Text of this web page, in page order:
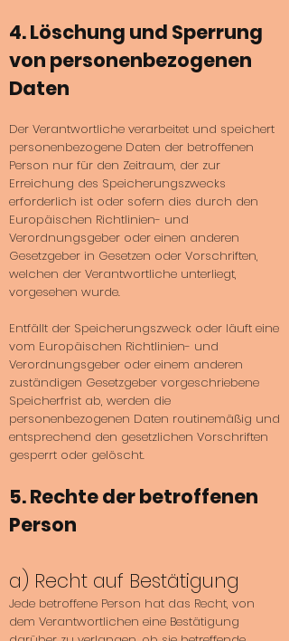
4. Löschung und Sperrung
von personenbezogenen
Daten
Der Verantwortliche verarbeitet und speichert
personenbezogene Daten der betroffenen
Person nur für den Zeitraum, der zur
Erreichung des Speicherungszwecks
erforderlich ist oder sofern dies durch den
Europäischen Richtlinien- und
Verordnungsgeber oder einen anderen
Gesetzgeber in Gesetzen oder Vorschriften,
welchen der Verantwortliche unterliegt,
vorgesehen wurde.
Entfällt der Speicherungszweck oder läuft eine
vom Europäischen Richtlinien- und
Verordnungsgeber oder einem anderen
zuständigen Gesetzgeber vorgeschriebene
Speicherfrist ab, werden die
personenbezogenen Daten routinemäßig und
entsprechend den gesetzlichen Vorschriften
gesperrt oder gelöscht.
5. Rechte der betroffenen
Person
a) Recht auf Bestätigung
Jede betroffene Person hat das Recht, von
dem Verantwortlichen eine Bestätigung